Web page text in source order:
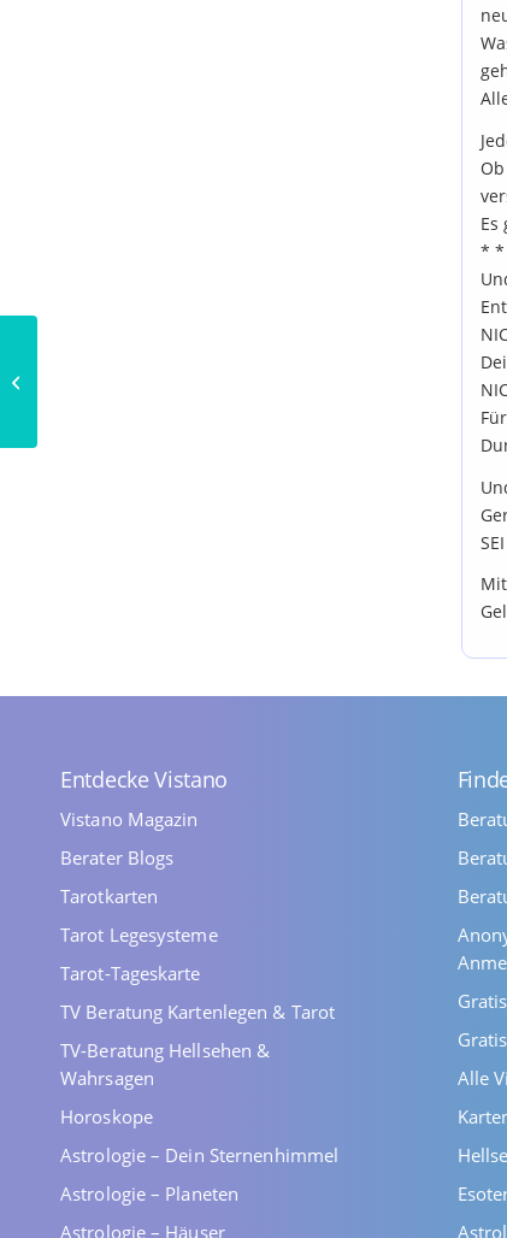
Es
*
Entdecke Vistano
Vistano Magazin
Berater Blogs
Tarotkarten
Tarot Legesysteme
Tarot-Tageskarte
TV Beratung Kartenlegen & Tarot
TV-Beratung Hellsehen &
Wahrsagen
Horoskope
Astrologie – Dein Sternenhimmel
Astrologie – Planeten
Astrologie – Häuser
Alle